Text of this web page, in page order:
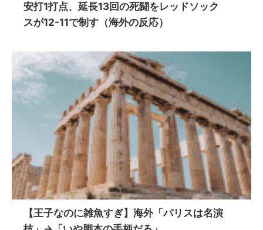
安打1打点、延長13回の死闘をレッドソック
スが12-11で制す（海外の反応）
【王子なのに雑魚すぎ】海外「パリスは名演